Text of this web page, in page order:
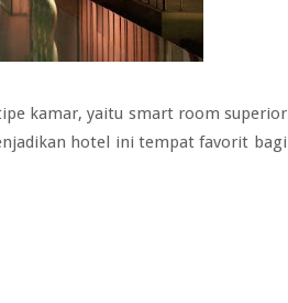
kamar, yaitu smart room superior
hotel ini tempat favorit bagi